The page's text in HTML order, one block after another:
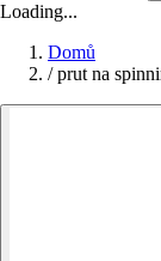
Loading...
Domů
/ prut na